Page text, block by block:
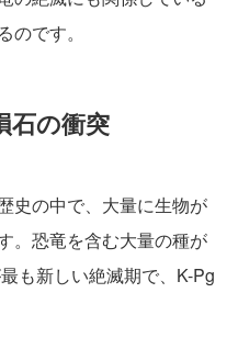
です。
石の衝突
史の中で、大量に生物が
。恐竜を含む大量の種が
も新しい絶滅期で、K-Pg